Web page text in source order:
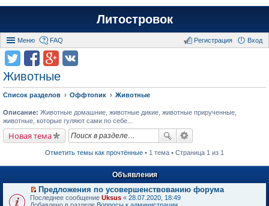
Литостровок
Меню FAQ Вход
Регистрация
Животные
Список разделов Оффтопик Животные
Описание: Животные домашние, животные дикие, животные прирученные,
животные, которые гуляют сами по себе...
Новая тема
Отметить темы как прочтённые • 1 тема • Страница 1 из 1
Объявления
П
е
Предложения по усовершенствованию форума
Последнее сообщение Uksus « 28.07.2020, 18:49
Добавлено в разделе Вопросы к администрации